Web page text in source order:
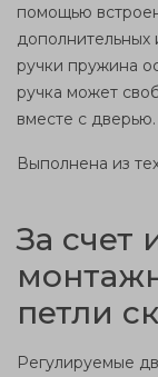
помощью
дополнительных
ручки пружина
ручка может
вместе с дверью.
Выполнена из
За счет
петли
Регулируемые